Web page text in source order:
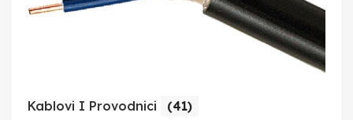
Kablovi I Provodnici (41)